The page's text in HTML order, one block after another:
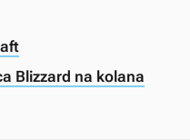
Blizzard na kolana